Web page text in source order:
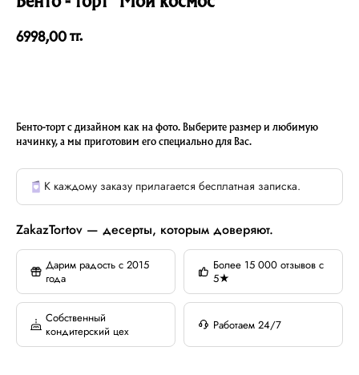
6998,00тг.
Бенто-торт с дизайном как на фото. Выберите размер и любимую
начинку, а мы приготовим его специально для Вас.
К каждому заказу прилагается бесплатная записка.
ZakazTortov — десерты, которым доверяют.
Дарим радость с 2015
года
Более 15 000 отзывов с
5★
Собственный
кондитерский цех
Работаем 24/7